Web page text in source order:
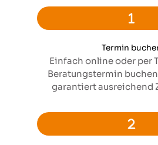
Termin
Einfach online oder per
Beratungstermin
garantiert ausreichend